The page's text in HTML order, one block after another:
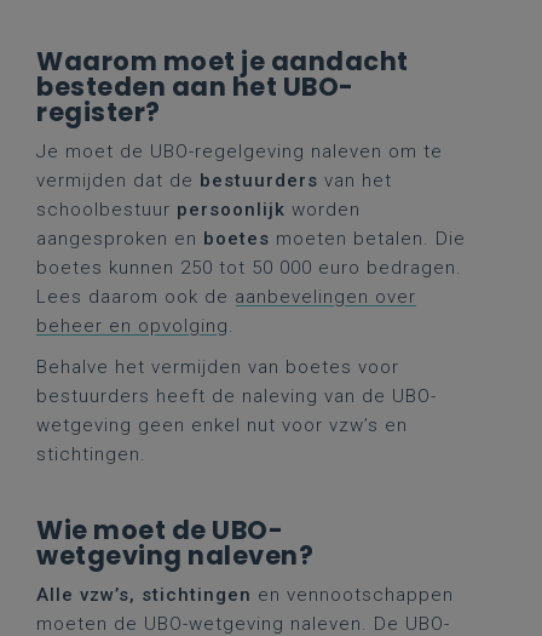
Waarom moet je aandacht
besteden aan het UBO-
register?
Je moet de UBO-regelgeving naleven om te
vermijden dat de bestuurders van het
schoolbestuur persoonlijk worden
aangesproken en boetes moeten betalen. Die
boetes kunnen 250 tot 50 000 euro bedragen.
Lees daarom ook de aanbevelingen over
beheer en opvolging.
Behalve het vermijden van boetes voor
bestuurders heeft de naleving van de UBO-
wetgeving geen enkel nut voor vzw’s en
stichtingen.
Wie moet de UBO-
wetgeving naleven?
Alle vzw’s, stichtingen en vennootschappen
moeten de UBO-wetgeving naleven. De UBO-